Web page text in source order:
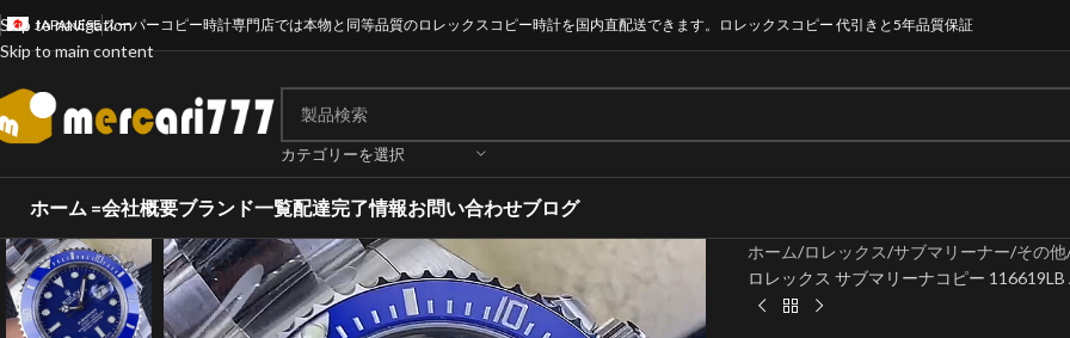
Skip to navigation
Skip to main content
JAPANESEスーパーコピー時計専門店では本物と同等品質のロレックスコピー時計を国内直配送できます。ロレックスコピー 代引きと5年品質保証
カテゴリーを選択
ホーム =会社概要ブランド一覧配達完了情報お問い合わせブログ
ホーム ロレックス サブマリーナー その他
ロレックス サブマリーナコピー